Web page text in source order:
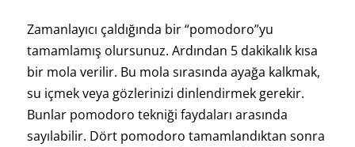
Zamanlayıcı çaldığında bir “pomodoro”yu
tamamlamış olursunuz. Ardından 5 dakikalık kısa
bir mola verilir. Bu mola sırasında ayağa kalkmak,
su içmek veya gözlerinizi dinlendirmek gerekir.
Bunlar pomodoro tekniği faydaları arasında
sayılabilir. Dört pomodoro tamamlandıktan sonra